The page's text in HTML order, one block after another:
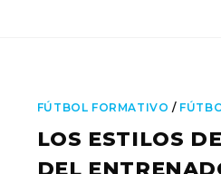
FÚTBOL FORMATIVO /
LOS ESTILOS
DEL